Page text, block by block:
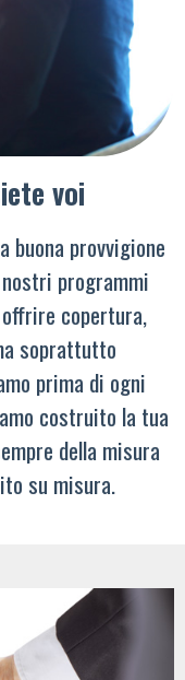
voi
buona provvigione
programmi
copertura,
soprattutto
prima di ogni
costruito la tua
della misura
su misura.